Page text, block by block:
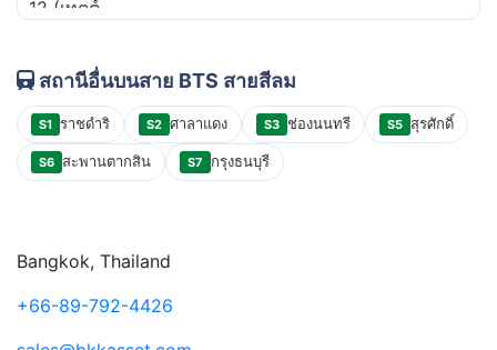
สถานีอื่นบนสาย BTS สายสีลม
S1 ราชดำริ S2 ศาลาแดง S3 ช่องนนทรี S5 สุรศักดิ์
S6 สะพานตากสิน S7 กรุงธนบุรี
Bangkok, Thailand
+66-89-792-4426